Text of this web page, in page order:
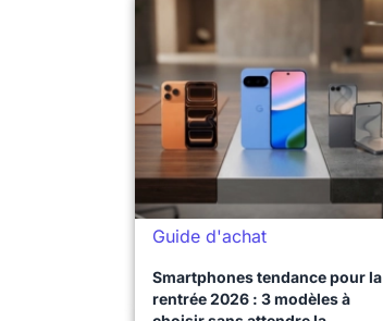
Guide d'achat
Smartphones tendance pour la
rentrée 2026 : 3 modèles à